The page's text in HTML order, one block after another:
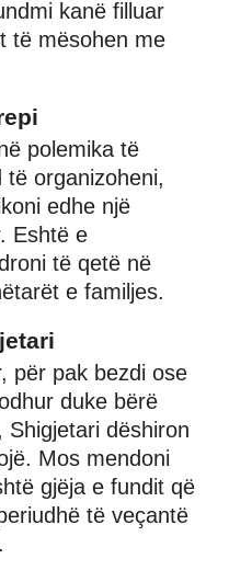
kanë filluar
të mësohen me
polemika të
të organizoheni,
edhe një
Eshtë e
të qetë në
e familjes.
për pak bezdi ose
duke bërë
dëshiron
Mos mendoni
gjëja e fundit që
të veçantë